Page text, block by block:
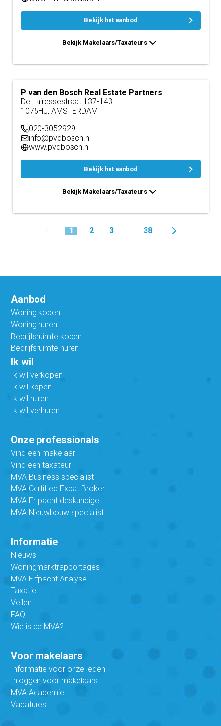
Bekijk het aanbod
Bekijk Makelaars/Taxateurs
P van den Bosch Real Estate Partners
De Lairessestraat 137-143
1075HJ, AMSTERDAM
020-3052929
info@pvdbosch.nl
www.pvdbosch.nl
Bekijk het aanbod
Bekijk Makelaars/Taxateurs
1 2 3 ... 38
Aanbod
Woning kopen
Woning huren
Bedrijfsruimte kopen
Bedrijfsruimte huren
Ik wil
Ik wil verkopen
Ik wil kopen
Ik wil huren
Ik wil verhuren
Onze professionals
Vind een makelaar
Vind een taxateur
MVA Business specialist
MVA Certified Expat Broker
MVA Erfpacht deskundige
MVA Nieuwbouw specialist
Informatie
Nieuws
Woningmarktrapportages
MVA Erfpacht Analyse
Taxatie
Veilen
FAQ
Wie is de MVA?
Voor makelaars
Informatie voor onze leden
Inloggen voor makelaars
MVA Academie
Vacatures